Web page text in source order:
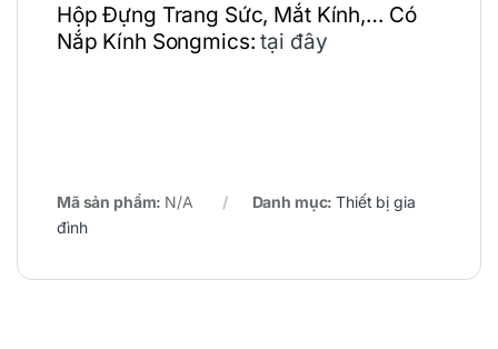
Hộp Đựng Trang Sức, Mắt Kính,… Có
Nắp Kính Songmics: tại đây
Mã sản phẩm: N/A Danh mục:Thiết bị gia
đình